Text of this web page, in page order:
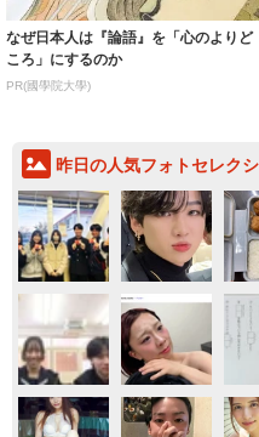
なぜ日本人は『論語』を「心のよりど
ころ」にするのか
PR(國學院大學)
昨日の人気フォトセレク